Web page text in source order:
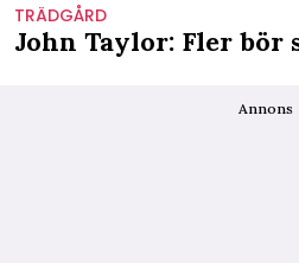
TRÄDGÅRD
John Taylor: Fler bör
Annons